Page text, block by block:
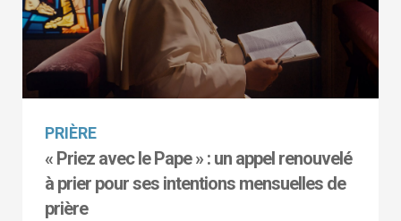
PRIÈRE
« Priez avec le Pape » : un appel renouvelé
à prier pour ses intentions mensuelles de
prière